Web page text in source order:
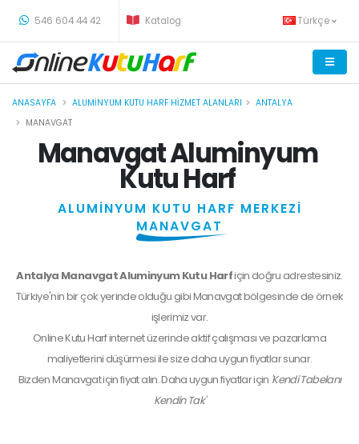
546 604 44 42 Katalog Türkçe
ANASAYFA ALUMINYUM KUTU HARF HIZMET ALANLARI
ANTALYA
MANAVGAT
Manavgat Aluminyum
Kutu Harf
ALUMİNYUM KUTU HARF MERKEZİ
MANAVGAT
Antalya Manavgat Aluminyum Kutu Harfiçin doğru adrestesiniz.
Türkiye'nin bir çok yerinde olduğu gibi Manavgat bölgesinde de örnek
işlerimiz var.
Online Kutu Harf internet üzerinde aktif çalışması ve pazarlama
maliyetlerini düşürmesi ile size daha uygun fiyatlar sunar.
BizdenManavgatiçin fiyat alın. Daha uygun fiyatlar için 'Kendi Tabelanı
Kendin Tak'